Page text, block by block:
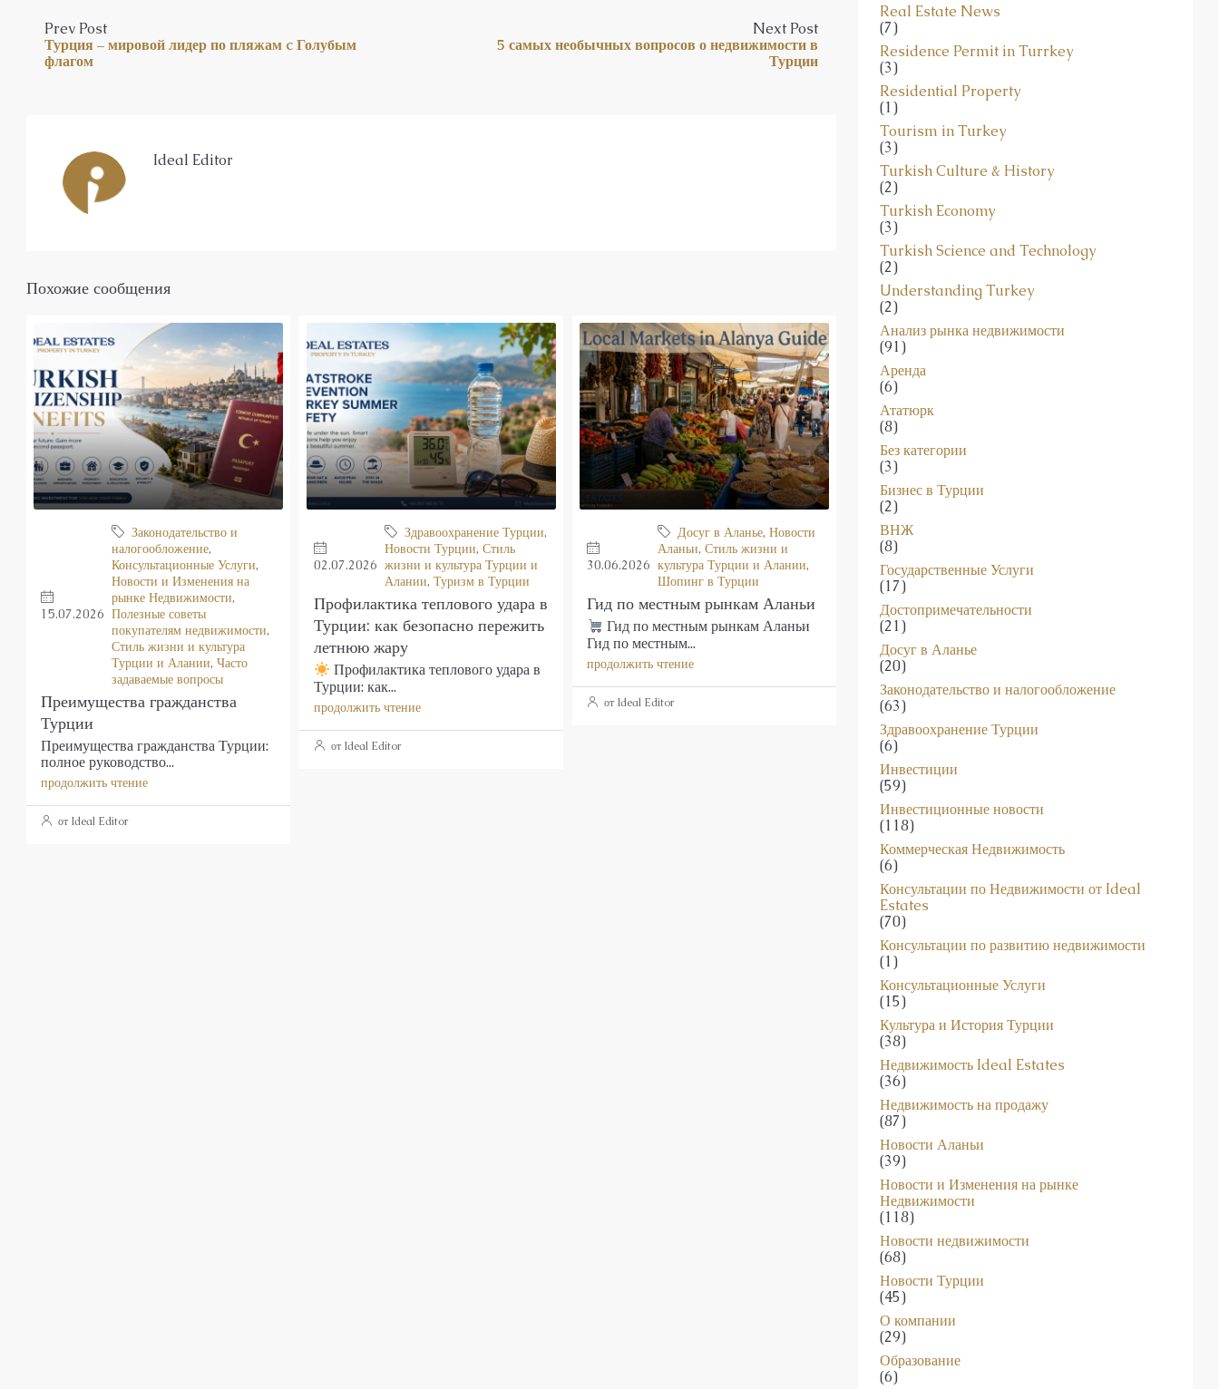
Prev Post
Турция – мировой лидер по пляжам c Голубым
флагом
Next Post
5 самых необычных вопросов о недвижимости в
Турции
Ideal Editor
Похожие сообщения
15.07.2026
Законодательство и
налогообложение,
Консультационные Услуги,
Новости и Изменения на
рынке Недвижимости,
Полезные советы
покупателям недвижимости,
Стиль жизни и культура
Турции и Алании, Часто
задаваемые вопросы
Преимущества гражданства
Турции
Преимущества гражданства Турции:
полное руководство...
продолжить чтение
от Ideal Editor
02.07.2026
Здравоохранение Турции,
Новости Турции, Стиль
жизни и культура Турции и
Алании, Туризм в Турции
Профилактика теплового удара в
Турции: как безопасно пережить
летнюю жару
Профилактика теплового удара в
Турции: как...
продолжить чтение
от Ideal Editor
30.06.2026
Досуг в Аланье, Новости
Аланьи, Стиль жизни и
культура Турции и Алании,
Шопинг в Турции
Гид по местным рынкам Аланьи
Гид по местным рынкам Аланьи
Гид по местным...
продолжить чтение
от Ideal Editor
Real Estate News
(7)
Residence Permit in Turrkey
(3)
Residential Property
(1)
Tourism in Turkey
(3)
Turkish Culture & History
(2)
Turkish Economy
(3)
Turkish Science and Technology
(2)
Understanding Turkey
(2)
Анализ рынка недвижимости
(91)
Аренда
(6)
Ататюрк
(8)
Без категории
(3)
Бизнес в Турции
(2)
ВНЖ
(8)
Государственные Услуги
(17)
Достопримечательности
(21)
Досуг в Аланье
(20)
Законодательство и налогообложение
(63)
Здравоохранение Турции
(6)
Инвестиции
(59)
Инвестиционные новости
(118)
Коммерческая Недвижимость
(6)
Консультации по Недвижимости от Ideal
Estates
(70)
Консультации по развитию недвижимости
(1)
Консультационные Услуги
(15)
Культура и История Турции
(38)
Недвижимость Ideal Estates
(36)
Недвижимость на продажу
(87)
Новости Аланьи
(39)
Новости и Изменения на рынке
Недвижимости
(118)
Новости недвижимости
(68)
Новости Турции
(45)
О компании
(29)
Образование
(6)